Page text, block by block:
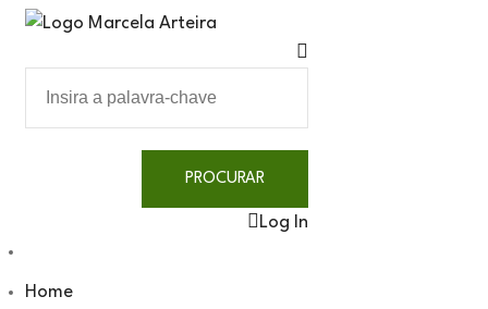
Log In
Home